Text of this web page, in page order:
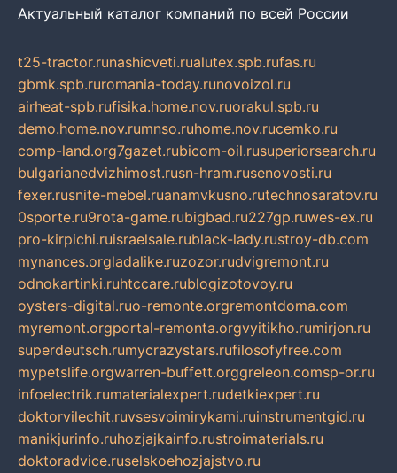
Актуальный каталог компаний по всей России
t25-tractor.runashicveti.rualutex.spb.rufas.ru
gbmk.spb.ruromania-today.runovoizol.ru
airheat-spb.rufisika.home.nov.ruorakul.spb.ru
demo.home.nov.rumnso.ruhome.nov.rucemko.ru
comp-land.org7gazet.rubicom-oil.rusuperiorsearch.ru
bulgarianedvizhimost.rusn-hram.rusenovosti.ru
fexer.rusnite-mebel.ruanamvkusno.rutechnosaratov.ru
0sporte.ru9rota-game.rubigbad.ru227gp.ruwes-ex.ru
pro-kirpichi.ruisraelsale.rublack-lady.rustroy-db.com
mynances.orgladalike.ruzozor.rudvigremont.ru
odnokartinki.ruhtccare.rublogizotovoy.ru
oysters-digital.ruo-remonte.orgremontdoma.com
myremont.orgportal-remonta.orgvyitikho.rumirjon.ru
superdeutsch.rumycrazystars.rufilosofyfree.com
mypetslife.orgwarren-buffett.orggreleon.comsp-or.ru
infoelectrik.rumaterialexpert.rudetkiexpert.ru
doktorvilechit.ruvsesvoimirykami.ruinstrumentgid.ru
manikjurinfo.ruhozjajkainfo.rustroimaterials.ru
doktoradvice.ruselskoehozjajstvo.ru